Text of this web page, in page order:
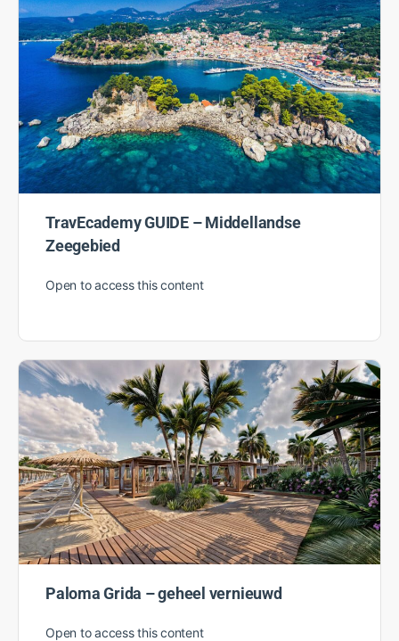
Hotels
Open to access this content
TravEcademy GUIDE – Middellandse
Zeegebied
Open to access this content
Paloma Grida – geheel vernieuwd
Open to access this content